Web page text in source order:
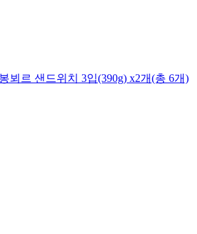
뵈르 샌드위치 3입(390g) x2개(총 6개)